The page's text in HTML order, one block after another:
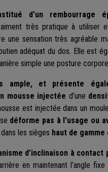
d’un rembourrage
très pratique à utiliser
une sensation très agréable
adéquat du dos. Elle est
simple une posture
et présente
mousse injectée d'une
est injectée dans un
déforme pas à l'usage ou
les sièges haut de
d’inclinaison à contact
en maintenant l’angle